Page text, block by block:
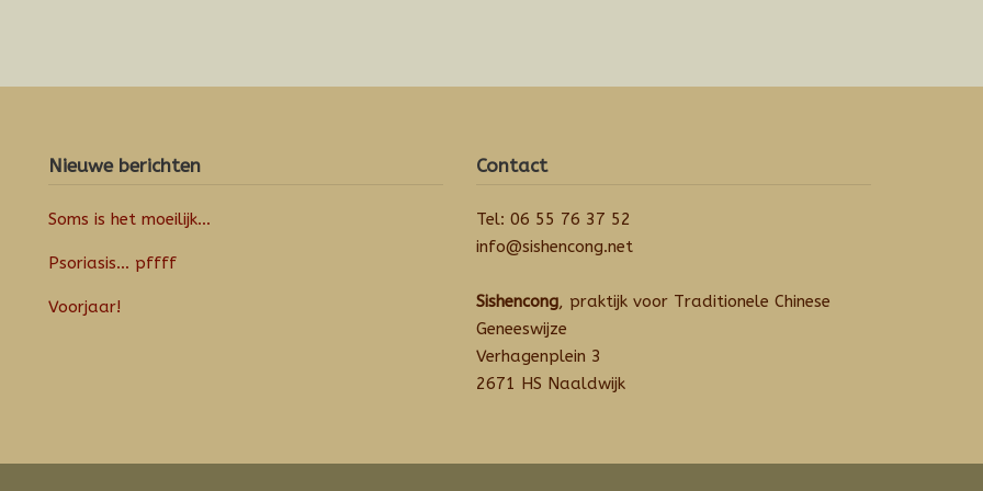
Nieuwe berichten
Soms is het moeilijk…
Psoriasis… pffff
Voorjaar!
Contact
Tel: 06 55 76 37 52
info@sishencong.net
Sishencong, praktijk voor Traditionele Chinese
Geneeswijze
Verhagenplein 3
2671 HS Naaldwijk